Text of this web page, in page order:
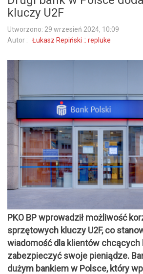
kluczy U2F
Utworzono: 29 wrzesień 2024, 10:09
Autor : Łukasz Repiński :: repluke
PKO BP wprowadził możliwość
sprzętowych kluczy U2F, co
wiadomość dla klientów chcących
zabezpieczyć swoje pieniądze.
dużym bankiem w Polsce, który